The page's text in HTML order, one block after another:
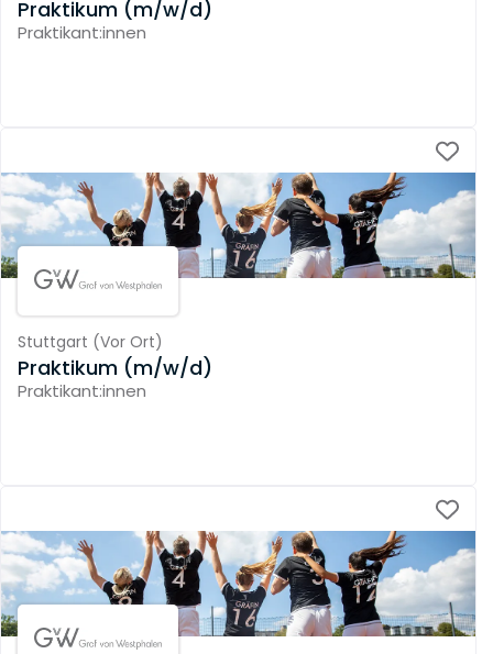
Praktikum (m/w/d)
Praktikant:innen
Stuttgart (Vor Ort)
Praktikum (m/w/d)
Praktikant:innen